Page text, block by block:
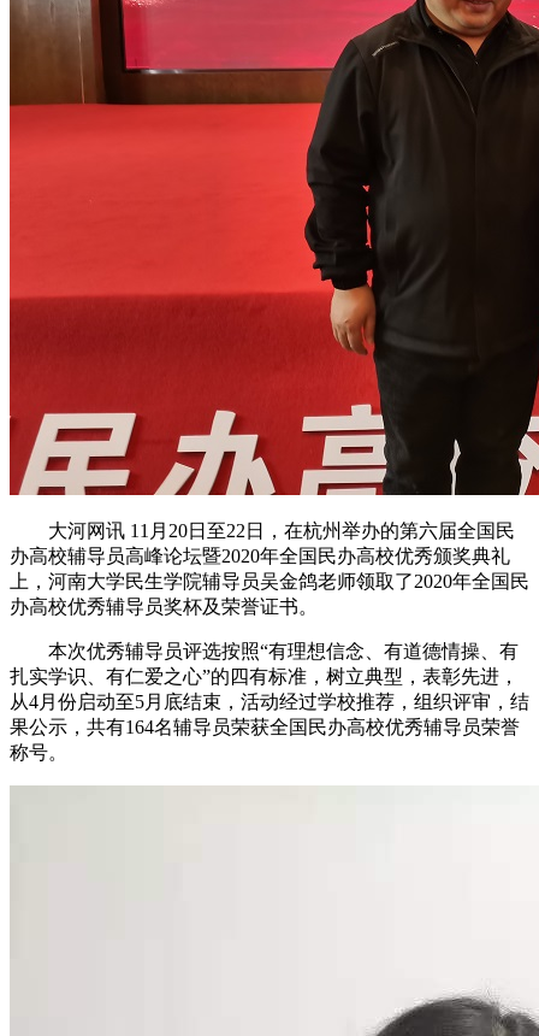
大河网讯 11月20日至22日，在杭州举办的第六届全国民
办高校辅导员高峰论坛暨2020年全国民办高校优秀颁奖典礼
上，河南大学民生学院辅导员吴金鸽老师领取了2020年全国民
办高校优秀辅导员奖杯及荣誉证书。
本次优秀辅导员评选按照“有理想信念、有道德情操、有
扎实学识、有仁爱之心”的四有标准，树立典型，表彰先进，
从4月份启动至5月底结束，活动经过学校推荐，组织评审，结
果公示，共有164名辅导员荣获全国民办高校优秀辅导员荣誉
称号。